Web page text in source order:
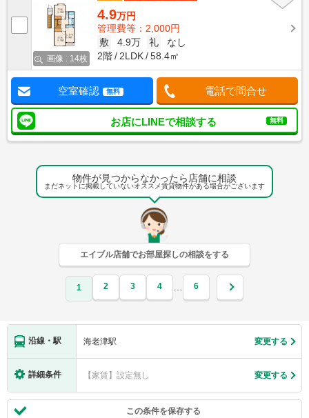
画像 : 14枚
4.9万円
管理費等：2,000円
敷
4.9万 礼
なし
2階
2LDK 58.4㎡
空室確認 無料 電話で問合せ
お店にLINEで相談する 無料
物件が見つからなかったら店舗に相談
まだネットに掲載していないオススメ賃貸物件がある場合がございます
エイブル店舗でお部屋探しの相談をする
1 2 3 4 … 6
沿線・駅 海老津駅 変更する
詳細条件 【家賃】設定無し 変更する
この条件を保存する